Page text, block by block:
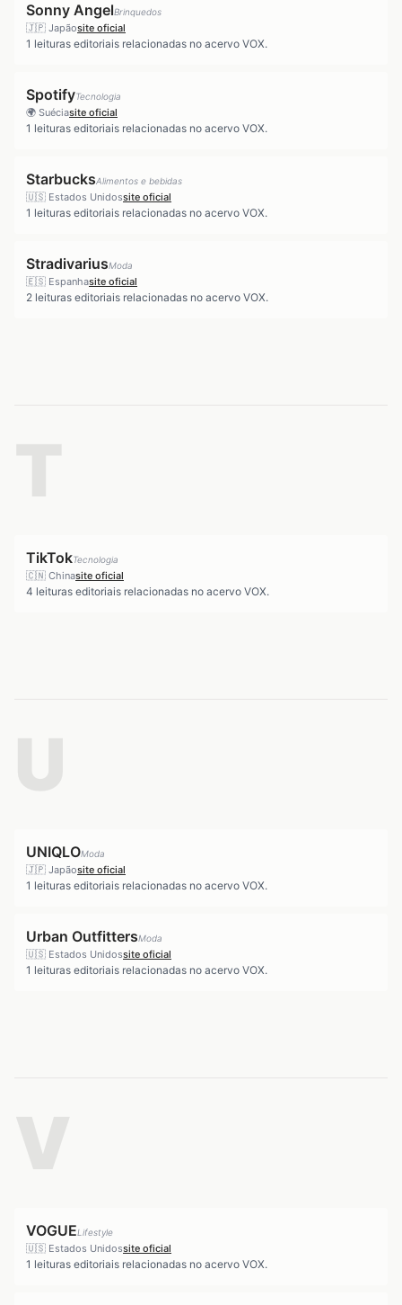
Sonny AngelBrinquedos
🇯🇵 Japãosite oficial
1 leituras editoriais relacionadas no acervo VOX.
SpotifyTecnologia
🌍 Suéciasite oficial
1 leituras editoriais relacionadas no acervo VOX.
StarbucksAlimentos e bebidas
🇺🇸 Estados Unidossite oficial
1 leituras editoriais relacionadas no acervo VOX.
StradivariusModa
🇪🇸 Espanhasite oficial
2 leituras editoriais relacionadas no acervo VOX.
TikTokTecnologia
🇨🇳 Chinasite oficial
4 leituras editoriais relacionadas no acervo VOX.
UNIQLOModa
🇯🇵 Japãosite oficial
1 leituras editoriais relacionadas no acervo VOX.
Urban OutfittersModa
🇺🇸 Estados Unidossite oficial
1 leituras editoriais relacionadas no acervo VOX.
VOGUELifestyle
🇺🇸 Estados Unidossite oficial
1 leituras editoriais relacionadas no acervo VOX.